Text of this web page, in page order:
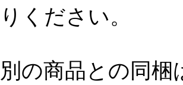
ください。
別の商品との同